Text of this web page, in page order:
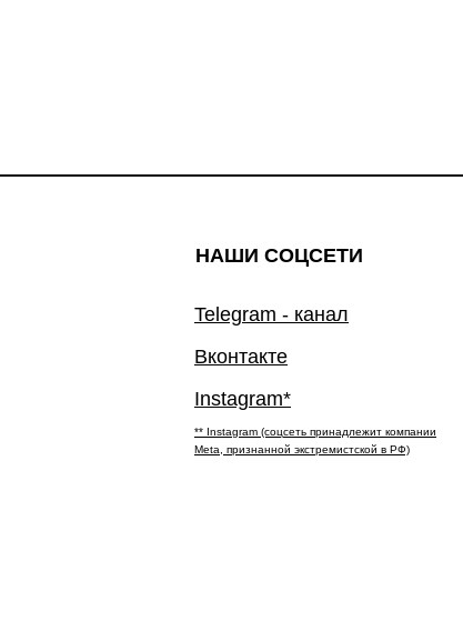
НАШИ СОЦСЕТИ
Telegram - канал
Вконтакте
Instagram*
** Instagram (соцсеть принадлежит компании
Meta, признанной экстремистской в РФ)